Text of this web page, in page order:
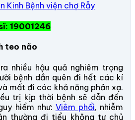
Kinh Bệnh viện chợ Rẫy
19001246
teo não
nhiều hậu quả nghiêm trọng
bệnh dần quên đi hết các kí
mất đi các khả năng phản xạ.
trị kịp thời bệnh sẽ dẫn đến
hiểm như: Viêm phổi, nhiễm
thường đi tiểu không tự chủ